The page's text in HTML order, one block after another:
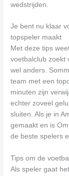
wedstrijden.
Je bent nu klaar
topspeler maakt
Met deze tips
voetbalclub zoekt
wel anders.
team met een
minuten zijn
echter zoveel
sluiten. Als je in
gemaakt en is
de beste spelers
Tips om de
Als speler gaat